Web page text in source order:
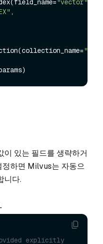
"vector"
,
이 있는 필드를 생략하거
하면 Milvus는 자동으
니다.
explicitly